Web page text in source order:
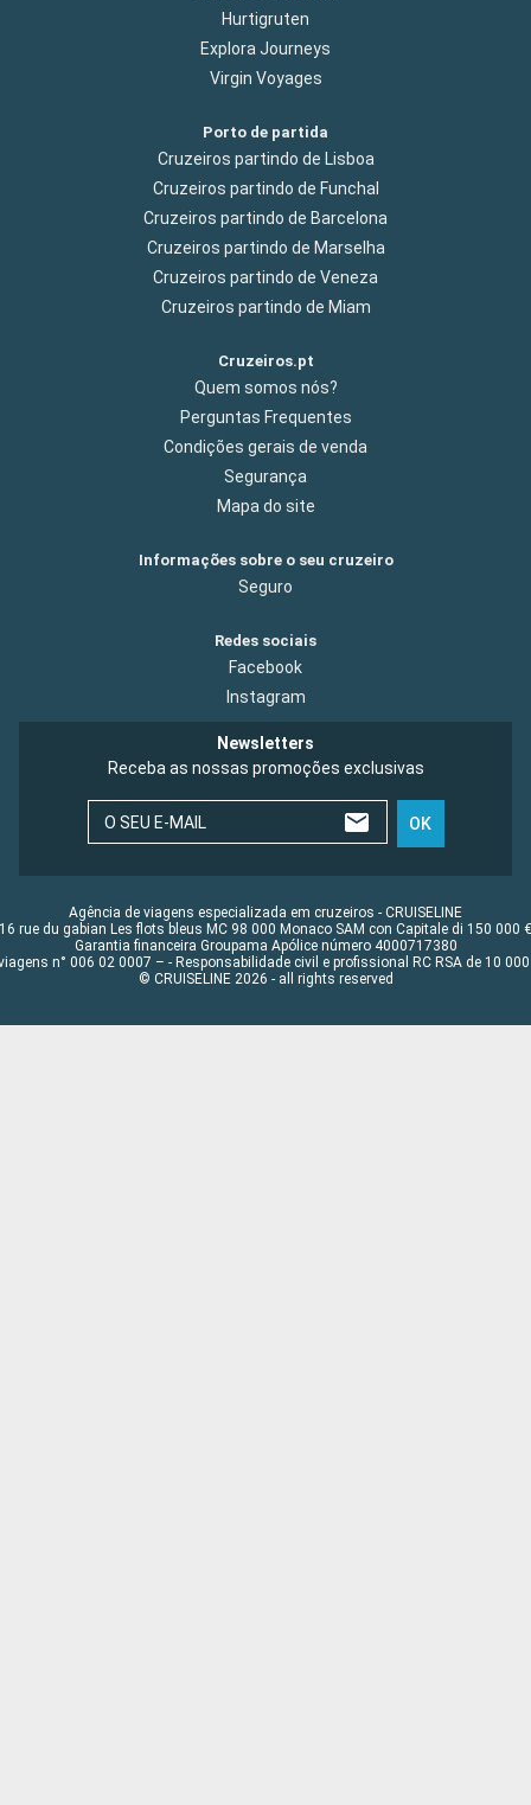
Hurtigruten
Explora Journeys
Virgin Voyages
Porto de partida
Cruzeiros partindo de Lisboa
Cruzeiros partindo de Funchal
Cruzeiros partindo de Barcelona
Cruzeiros partindo de Marselha
Cruzeiros partindo de Veneza
Cruzeiros partindo de Miam
Cruzeiros.pt
Quem somos nós?
Perguntas Frequentes
Condições gerais de venda
Segurança
Mapa do site
Informações sobre o seu cruzeiro
Seguro
Redes sociais
Facebook
Instagram
Newsletters
Receba as nossas promoções exclusivas
O SEU E-MAIL OK
Agência de viagens especializada em cruzeiros - CRUISELINE
16 rue du gabian Les flots bleus MC 98 000 Monaco SAM con Capitale di 150 000 €
Garantia financeira Groupama Apólice número 4000717380
n° 006 02 0007 – - Responsabilidade civil e profissional RC RSA de 10 000
© CRUISELINE 2026 - all rights reserved